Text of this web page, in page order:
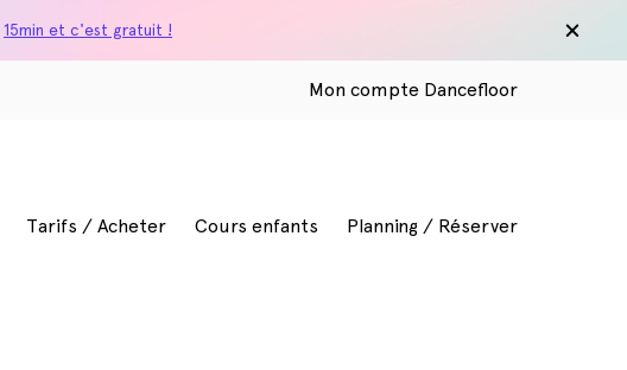
15min et c'est gratuit !
Mon compte Dancefloor
Tarifs / Acheter Cours enfants Planning / Réserver